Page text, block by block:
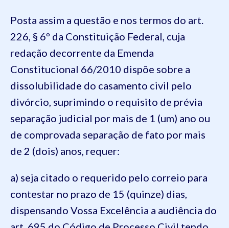
Posta assim a questão e nos termos do art.
226, § 6º da Constituição Federal, cuja
redação decorrente da Emenda
Constitucional 66/2010 dispõe sobre a
dissolubilidade do casamento civil pelo
divórcio, suprimindo o requisito de prévia
separação judicial por mais de 1 (um) ano ou
de comprovada separação de fato por mais
de 2 (dois) anos, requer:
a) seja citado o requerido pelo correio para
contestar no prazo de 15 (quinze) dias,
dispensando Vossa Excelência a audiência do